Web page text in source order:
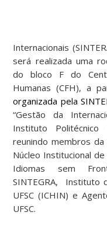
Internacionais
será realizada uma
do bloco F do
Humanas (CFH), a
organizada pela
“Gestão da
Instituto
reunindo membros da
Núcleo Institucional
Idiomas sem
SINTEGRA, Instituto
UFSC (ICHIN) e
UFSC.